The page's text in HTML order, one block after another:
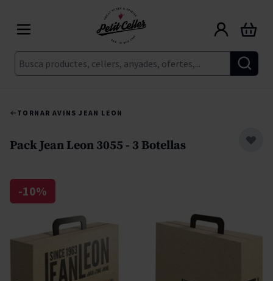
Cerca
Cart
TORNAR AVINS JEAN LEON
Pack Jean Leon 3055 - 3 Botellas
-10%